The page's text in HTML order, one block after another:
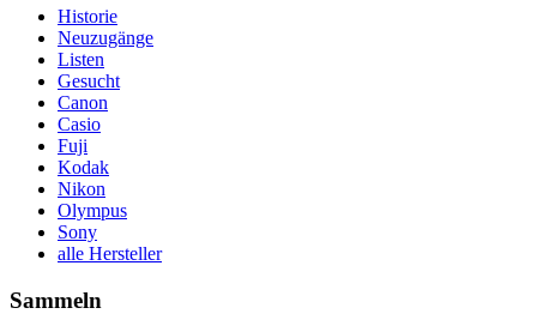
Historie
Neuzugänge
Listen
Gesucht
Canon
Casio
Fuji
Kodak
Nikon
Olympus
Sony
alle Hersteller
Sammeln